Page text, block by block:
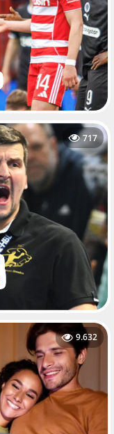
717
9.632